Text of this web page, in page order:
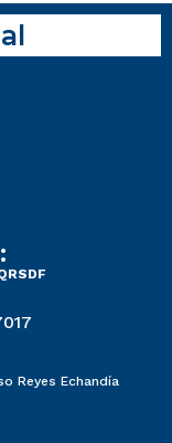
Reyes Echandía